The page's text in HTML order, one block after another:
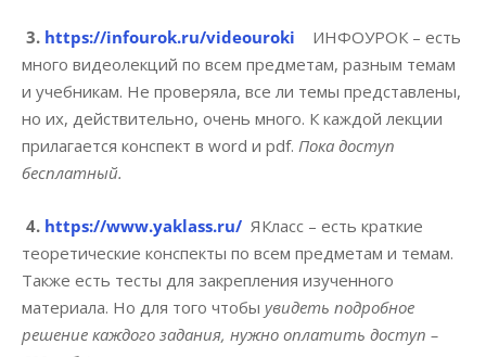
3. https://infourok.ru/videouroki
ИНФОУРОК – есть
много видеолекций по всем предметам, разным темам
и учебникам. Не проверяла, все ли темы представлены,
но их, действительно, очень много. К каждой лекции
прилагается конспект в word и pdf. Пока доступ
бесплатный.
4. https://www.yaklass.ru/ ЯКласс – есть краткие
теоретические конспекты по всем предметам и темам.
Также есть тесты для закрепления изученного
материала. Но для того чтобы увидеть подробное
решение каждого задания, нужно оплатить доступ –